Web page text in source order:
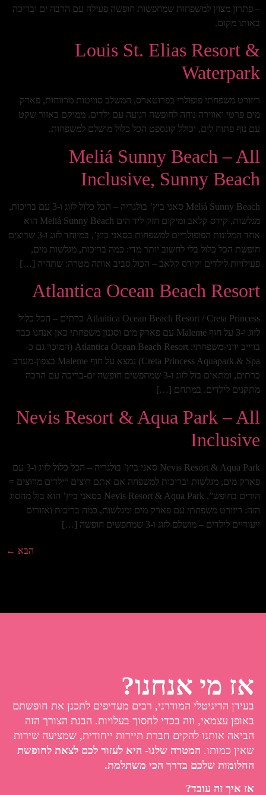
– פתרון מצוין למשפחות שמחפשות חופשה פעילה עם הרבה ים ובריכה
באותו מקום.
Louis St. Elias Resort &
Waterpark
ריזורט משפחתי פופולרי בפרוטארס, המשלב סוויטות מרווחות, פארק
מים פרטי ואווירה נוחה לחופשה רגועה עם ילדים. ממוקם באזור שקט
עם נוף פתוח לים, וכולל קונספט הכל כלול מושלם למשפחות.
Meliá Sunny Beach – All
Inclusive, Sunny Beach
Meliá Sunny Beach סאני ביץ’ בולגריה – הכל כלול לזוג ו-3 עם בריכות,
מגלשות, קידס קלאב ומיקום חזק ליד הים Meliá Sunny Beach הוא
אחד המלונות הפופולריים למשפחות בסאני ביץ’, במיוחד לזוג ו-3 שרוצים
חופשת הכל כלול בלי לחשוב יותר מדי: כמה בריכות, מגלשות מים,
פעילויות לילדים וקידס קלאב – הכול סביב אותה מטרה: שתהיה […]
Atlantica Ocean Beach Resort
Atlantica Ocean Beach Resort / Creta Princess כרתים – הכל כלול
לזוג ו-3 על חוף Maleme עם פארק מים וסגנון משפחתי כאן אנחנו כבר
בווייב יווני-משפחתי: Atlantica Ocean Beach Resort (המוכר גם כ-
Creta Princess Aquapark & Spa) נמצא על חוף Maleme בצפון-מערב
כרתים, ומתאים בול לזוג ו-3 שמחפשים חופשה ים-בריכה עם הרבה
מתקנים לילדים. במתחם […]
Nevis Resort & Aqua Park – All
Inclusive
Nevis Resort & Aqua Park סאני ביץ’ בולגריה – הכל כלול לזוג ו-3 עם
פארק מים, מגלשות ובריכות למשפחה אם אתם רוצים “ילדים מרוצים =
הורים בחופש”, Nevis Resort & Aqua Park בסאני ביץ’ הוא בול מהסוג
הזה: ריזורט משפחתי עם פארק מים ומגלשות, כמה בריכות ואזורים
ייעודיים לילדים – מושלם לזוג ו-3 שמחפשים חופשה […]
הבא ←
אז מי אנחנו?
בעידן הדיגיטלי המודרני, רבים מעדיפים לתכנן את חופשתם
באופן עצמאי, וזה בכדי לחסוך בעלויות. הבנת הצורך הזה
הביאה אותנו להקים חברת תיירות ייחודית, שמציעה שירות
שאין כמותו. המטרה שלנו- היא לעזור לכם לצאת לחופשת
החלומות שלכם בדרך הכי משתלמת.
אז איך זה עובד?